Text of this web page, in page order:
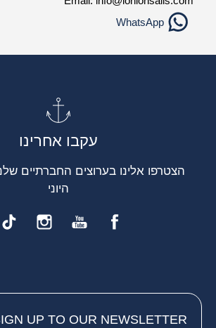
WhatsApp
עקבו אחרינו
הצטרפו אלינו בערוצים החברתיים
היוני
UP TO OUR NEWSLETTER